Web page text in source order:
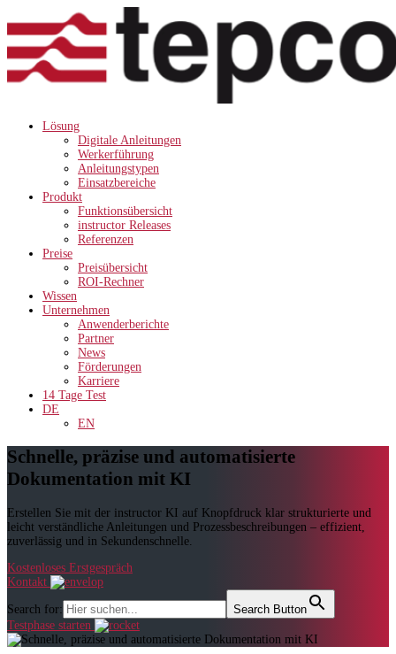
Lösung
Digitale Anleitungen
Werkerführung
Anleitungstypen
Einsatzbereiche
Produkt
Funktionsübersicht
instructor Releases
Referenzen
Preise
Preisübersicht
ROI-Rechner
Wissen
Unternehmen
Anwenderberichte
Partner
News
Förderungen
Karriere
14 Tage Test
DE
EN
Schnelle, präzise und automatisierte
Dokumentation mit KI
Erstellen Sie mit der instructor KI auf Knopfdruck klar strukturierte und
leicht verständliche Anleitungen und Prozessbeschreibungen – effizient,
zuverlässig und in Sekundenschnelle.
Kostenloses Erstgespräch
Kontakt
Search for:
Search Button
Testphase starten